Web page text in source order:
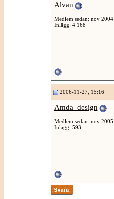
Alvan
Medlem sedan: nov 2004
Inlägg: 4 168
2006-11-27, 15:16
Amda_design
Medlem sedan: nov 2005
Inlägg: 593